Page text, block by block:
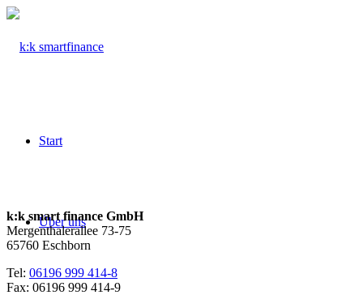
Start
Über uns
k:k smart finance GmbH
Mergenthalerallee 73-75
65760 Eschborn
Tel: 06196 999 414-8
Fax: 06196 999 414-9